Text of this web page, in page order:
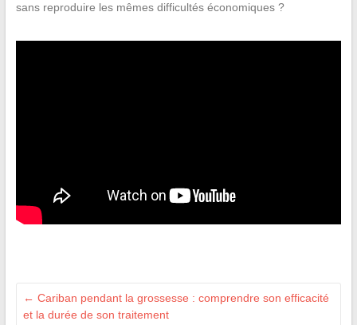
sans reproduire les mêmes difficultés économiques ?
← Cariban pendant la grossesse : comprendre son efficacité
et la durée de son traitement